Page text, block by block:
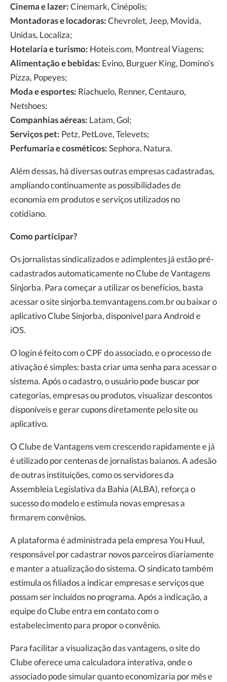
Cinema e lazer:Cinemark, Cinépolis;
Montadoras e locadoras:Chevrolet, Jeep, Movida,
Unidas, Localiza;
Hotelaria e turismo: Hoteis.com, Montreal Viagens;
Alimentação e bebidas: Evino, Burguer King, Domino’s
Pizza, Popeyes;
Moda e esportes: Riachuelo, Renner, Centauro,
Netshoes;
Companhias aéreas: Latam, Gol;
Serviços pet: Petz, PetLove, Televets;
Perfumaria e cosméticos:Sephora, Natura.
Além dessas, há diversas outras empresas cadastradas,
ampliando continuamente as possibilidades de
economia em produtos e serviços utilizados no
cotidiano.
Como participar?
Os jornalistas sindicalizados e adimplentes já estão pré-
cadastrados automaticamente no Clube de Vantagens
Sinjorba. Para começar a utilizar os benefícios, basta
acessar o site sinjorba.temvantagens.com.br ou baixar o
aplicativo Clube Sinjorba, disponível para Android e
iOS.
O login é feito com o CPF do associado, e o processo de
ativação é simples: basta criar uma senha para acessar o
sistema. Após o cadastro, o usuário pode buscar por
categorias, empresas ou produtos, visualizar descontos
disponíveis e gerar cupons diretamente pelo site ou
aplicativo.
O Clube de Vantagens vem crescendo rapidamente e já
é utilizado por centenas de jornalistas baianos. A adesão
de outras instituições, como os servidores da
Assembleia Legislativa da Bahia (ALBA), reforça o
sucesso do modelo e estimula novas empresas a
firmarem convênios.
A plataforma é administrada pela empresa You Huul,
responsável por cadastrar novos parceiros diariamente
e manter a atualização do sistema. O sindicato também
estimula os filiados a indicar empresas e serviços que
possam ser incluídos no programa. Após a indicação, a
equipe do Clube entra em contato com o
estabelecimento para propor o convênio.
Para facilitar a visualização das vantagens, o site do
Clube oferece uma calculadora interativa, onde o
associado pode simular quanto economizaria por mês e